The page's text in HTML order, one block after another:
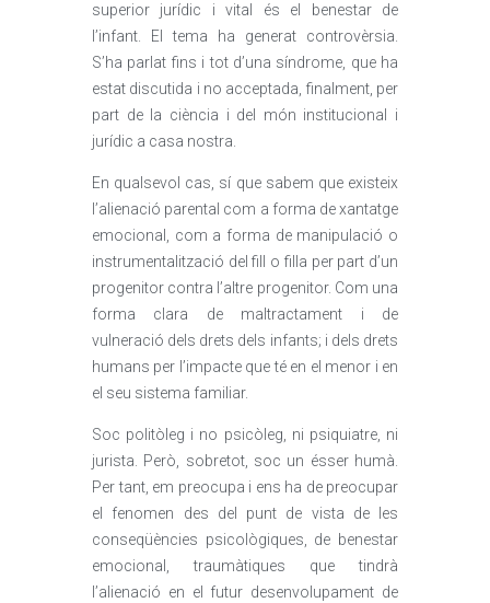
superior jurídic i vital és el benestar de
l’infant. El tema ha generat controvèrsia.
S’ha parlat fins i tot d’una síndrome, que ha
estat discutida i no acceptada, finalment, per
part de la ciència i del món institucional i
jurídic a casa nostra.
En qualsevol cas, sí que sabem que existeix
l’alienació parental com a forma de xantatge
emocional, com a forma de manipulació o
instrumentalització del fill o filla per part d’un
progenitor contra l’altre progenitor. Com una
forma clara de maltractament i de
vulneració dels drets dels infants; i dels drets
humans per l’impacte que té en el menor i en
el seu sistema familiar.
Soc politòleg i no psicòleg, ni psiquiatre, ni
jurista. Però, sobretot, soc un ésser humà.
Per tant, em preocupa i ens ha de preocupar
el fenomen des del punt de vista de les
conseqüències psicològiques, de benestar
emocional, traumàtiques que tindrà
l’alienació en el futur desenvolupament de